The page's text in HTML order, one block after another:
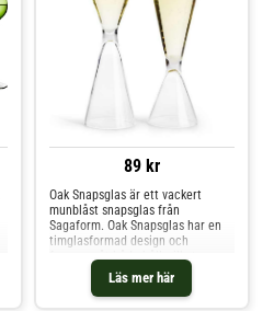
89 kr
Läs mer här
Oak Snapsglas är ett vackert
munblåst snapsglas från
Sagaform. Oak Snapsglas har en
timglasformad design och
fungerar åt båda håll, vilket
möjliggör 2 st olika storlekar, 2
och 4 cl.Packas styckvis utan
presentkartong. Munblåsta glas